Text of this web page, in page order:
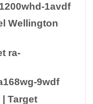
1avdf
Wellington
ra-
9wdf
Target